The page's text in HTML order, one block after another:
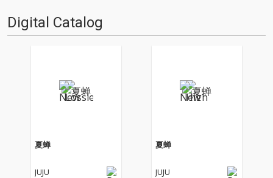
Digital Catalog
夏蝉
JUJU
夏蝉
JUJU